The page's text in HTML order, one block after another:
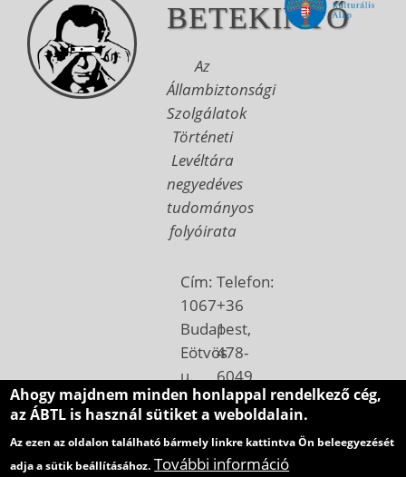
BETEKINTŐ
Az
Állambiztonsági
Szolgálatok
Történeti
Levéltára
negyedéves
tudományos
folyóirata
Cím:
1067
Budapest,
Eötvös
u.
7.
Postacím:
1410
Budapest,
Telefon:
+36
1
478-
6049
Email:
betekinto@abtl.hu
Ahogy majdnem minden honlappal rendelkező cég,
az ÁBTL is használ sütiket a weboldalain.
Az ezen az oldalon található bármely linkre kattintva Ön beleegyezését
adja a sütik beállításához. További információ